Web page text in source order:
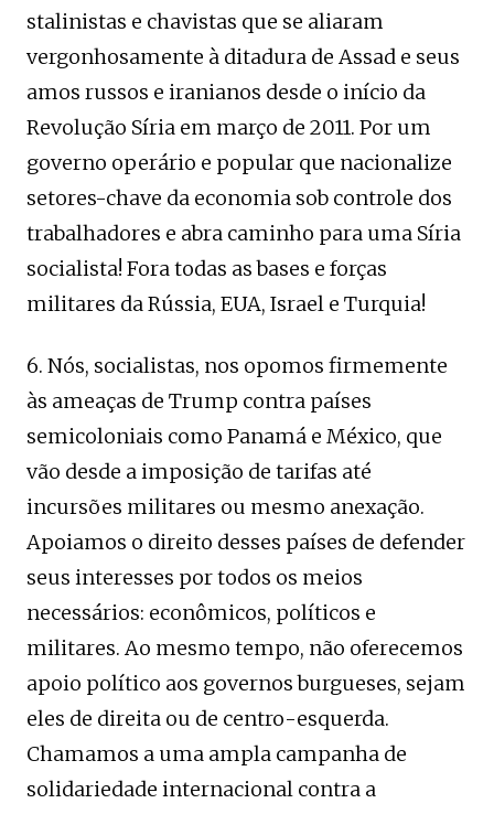
stalinistas e chavistas que se aliaram
vergonhosamente à ditadura de Assad e seus
amos russos e iranianos desde o início da
Revolução Síria em março de 2011. Por um
governo operário e popular que nacionalize
setores-chave da economia sob controle dos
trabalhadores e abra caminho para uma Síria
socialista! Fora todas as bases e forças
militares da Rússia, EUA, Israel e Turquia!
6. Nós, socialistas, nos opomos firmemente
às ameaças de Trump contra países
semicoloniais como Panamá e México, que
vão desde a imposição de tarifas até
incursões militares ou mesmo anexação.
Apoiamos o direito desses países de defender
seus interesses por todos os meios
necessários: econômicos, políticos e
militares. Ao mesmo tempo, não oferecemos
apoio político aos governos burgueses, sejam
eles de direita ou de centro-esquerda.
Chamamos a uma ampla campanha de
solidariedade internacional contra a